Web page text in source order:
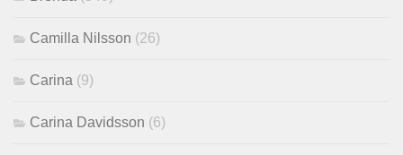
Camilla Nilsson (26)
Carina (9)
Carina Davidsson (6)